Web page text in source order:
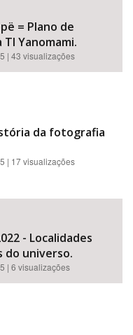
= Plano de
Yanomami.
| 43 visualizações
da fotografia
| 17 visualizações
- Localidades
do universo.
| 6 visualizações